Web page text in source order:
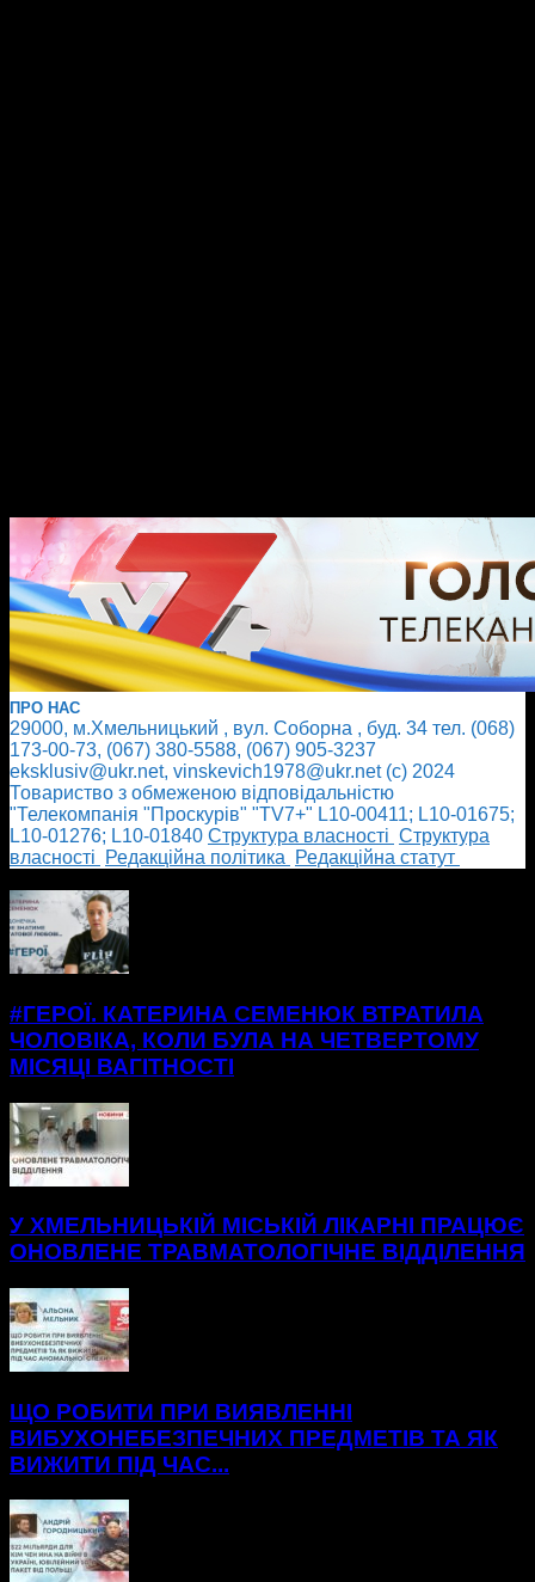
ПРО НАС
29000, м.Хмельницький , вул. Соборна , буд. 34 тел. (068)
173-00-73, (067) 380-5588, (067) 905-3237
eksklusiv@ukr.net, vinskevich1978@ukr.net (с) 2024
Товариство з обмеженою відповідальністю
"Телекомпанія "Проскурів" "TV7+" L10-00411; L10-01675;
L10-01276; L10-01840 Cтруктура власності Cтруктура
власності
Редакційна політика
Редакційна статут
#ГЕРОЇ. КАТЕРИНА СЕМЕНЮК ВТРАТИЛА
ЧОЛОВІКА, КОЛИ БУЛА НА ЧЕТВЕРТОМУ
МІСЯЦІ ВАГІТНОСТІ
У ХМЕЛЬНИЦЬКІЙ МІСЬКІЙ ЛІКАРНІ ПРАЦЮЄ
ОНОВЛЕНЕ ТРАВМАТОЛОГІЧНЕ ВІДДІЛЕННЯ
ЩО РОБИТИ ПРИ ВИЯВЛЕННІ
ВИБУХОНЕБЕЗПЕЧНИХ ПРЕДМЕТІВ ТА ЯК
ВИЖИТИ ПІД ЧАС...